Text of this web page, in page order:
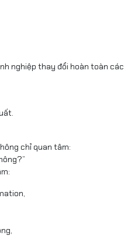
nghiệp thay đổi hoàn toàn
chỉ quan tâm: